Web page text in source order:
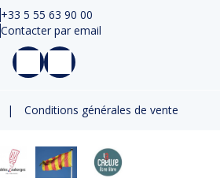
+33 5 55 63 90 00
Contacter par email
| Conditions générales de vente